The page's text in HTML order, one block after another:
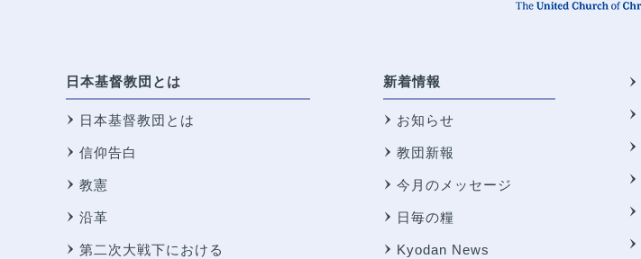
日本基督教団とは
日本基督教団とは
信仰告白
教憲
沿革
第二次大戦下における
新着情報
お知らせ
教団新報
今月のメッセージ
日毎の糧
Kyodan News